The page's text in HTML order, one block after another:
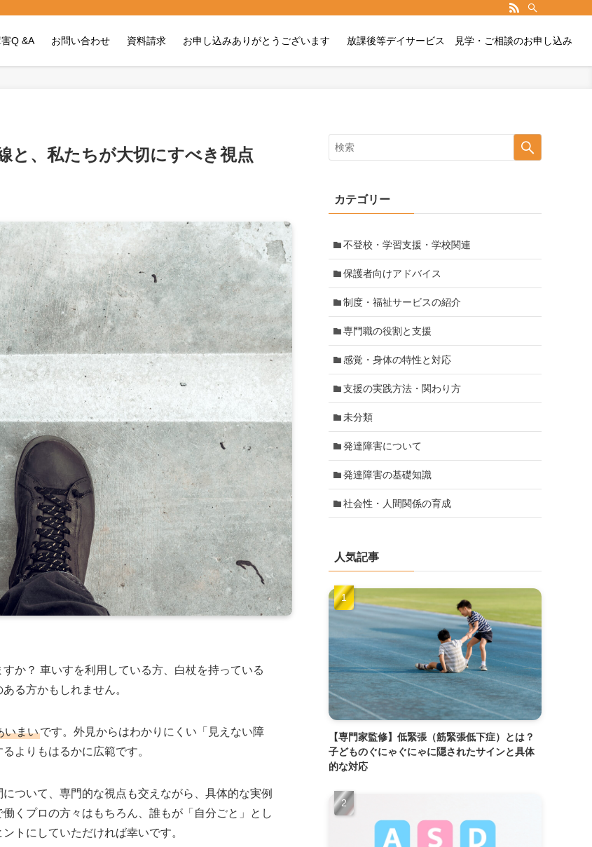
害Q &A お問い合わせ 資料請求 お申し込みありがとうございます 放課後等デイサービス 見学・ご相談のお申し込み
と、私たちが大切にすべき視点
か？ 車いすを利用している方、白杖を持っている
る方かもしれません。
いまいです。外見からはわかりにくい「見えない障
よりもはるかに広範です。
ついて、専門的な視点も交えながら、具体的な実例
くプロの方々はもちろん、誰もが「自分ごと」とし
トにしていただければ幸いです。
カテゴリー
不登校・学習支援・学校関連
保護者向けアドバイス
制度・福祉サービスの紹介
専門職の役割と支援
感覚・身体の特性と対応
支援の実践方法・関わり方
未分類
発達障害について
発達障害の基礎知識
社会性・人間関係の育成
人気記事
【専門家監修】低緊張（筋緊張低下症）とは？
子どものぐにゃぐにゃに隠されたサインと具体
的な対応